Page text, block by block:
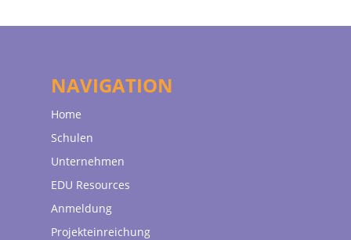
NAVIGATION
Home
Schulen
Unternehmen
EDU Resources
Anmeldung
Projekteinreichung